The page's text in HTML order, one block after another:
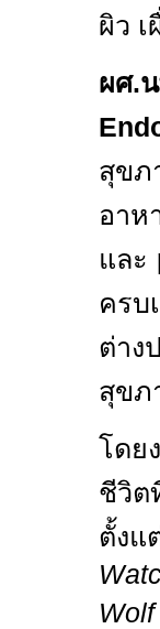
ผิว
ผศ.
สุขภ
อาห
และ
ครบ
ต่าง
สุขภ
โดย
ชีวิต
ตั้งแ